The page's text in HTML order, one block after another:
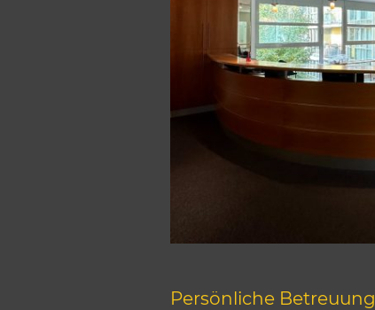
Persönliche Betreuung